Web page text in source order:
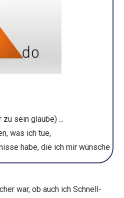
sein glaube) ...
was ich tue,
habe, die ich mir wünsche
war, ob auch ich Schnell-